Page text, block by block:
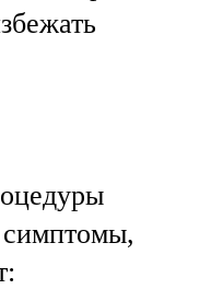
симптомы,